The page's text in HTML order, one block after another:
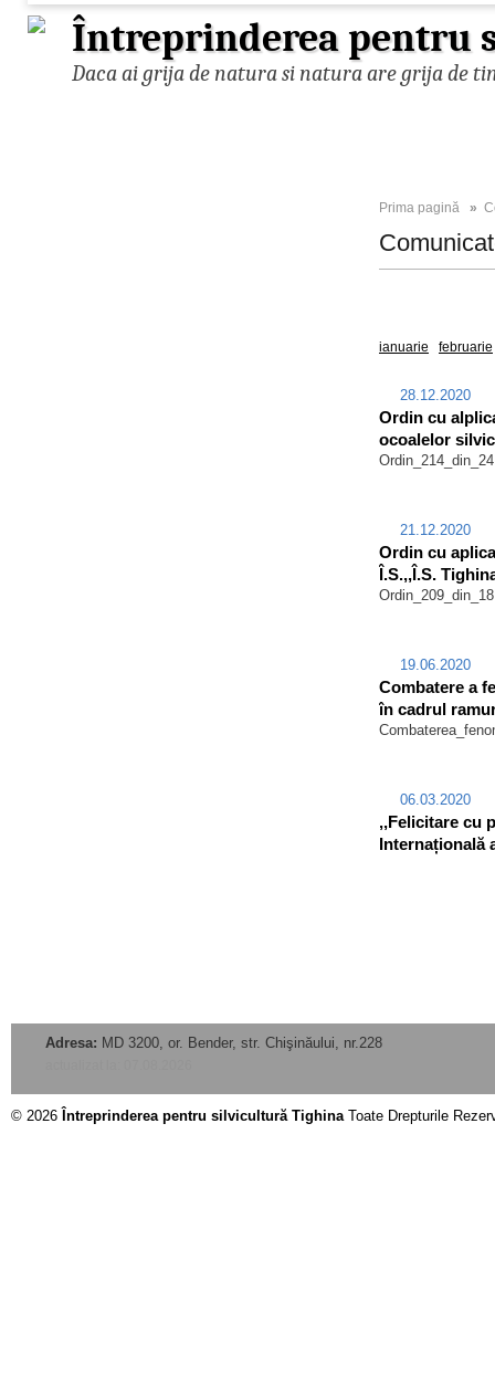
Întreprinderea pentru
Daca ai grija de natura si natura are grija de
Prima pagină »
ianuarie februarie
28.12.2020
Ordin cu
ocoalelor
21.12.2020
Ordin cu
Î.S.,,Î.S.
19.06.2020
Combatere a
în cadrul
06.03.2020
,,Felicitare cu
Internațională
Adresa: MD 3200, or. Bender, str. Chişinăului, nr.228
© 2026 Întreprinderea pentru silvicultură TighinaToate Drepturile